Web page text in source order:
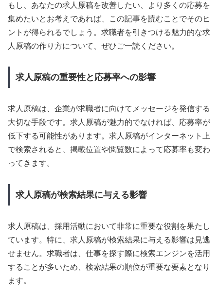
もし、あなたの求人原稿を改善したい、より多くの応募を
集めたいとお考えであれば、この記事を読むことでそのヒ
ントが得られるでしょう。求職者を引きつける魅力的な求
人原稿の作り方について、ぜひご一読ください。
求人原稿の重要性と応募率への影響
求人原稿は、企業が求職者に向けてメッセージを発信する
大切な手段です。求人原稿が魅力的でなければ、応募率が
低下する可能性があります。求人原稿がインターネット上
で検索されると、掲載位置や閲覧数によって応募率も変わ
ってきます。
求人原稿が検索結果に与える影響
求人原稿は、採用活動において非常に重要な役割を果たし
ています。特に、求人原稿が検索結果に与える影響は見逃
せません。求職者は、仕事を探す際に検索エンジンを活用
することが多いため、検索結果の順位が重要な要素となり
ます。